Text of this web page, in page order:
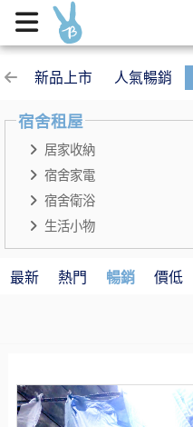
宿舍租屋 | Buy2 生活購物網
新品上市 人氣暢銷
宿舍租屋
居家收納
宿舍家電
宿舍衛浴
生活小物
最新 熱門 暢銷 價低